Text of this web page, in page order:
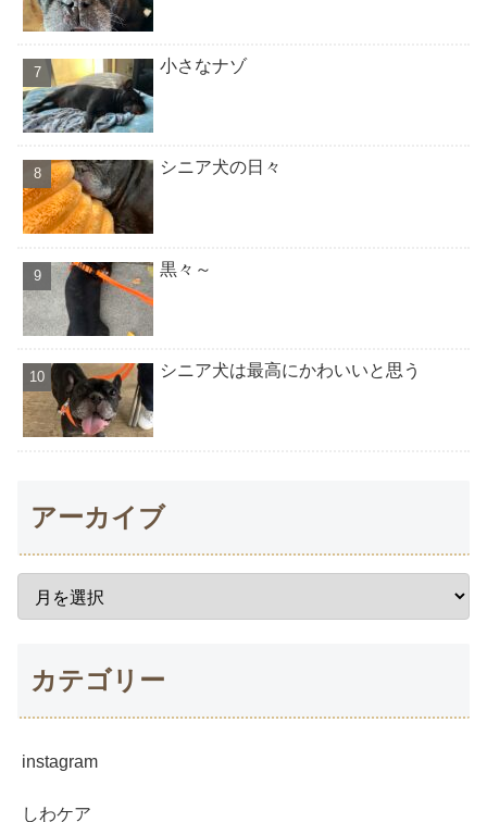
小さなナゾ
シニア犬の日々
黒々～
シニア犬は最高にかわいいと思う
アーカイブ
カテゴリー
instagram
しわケア